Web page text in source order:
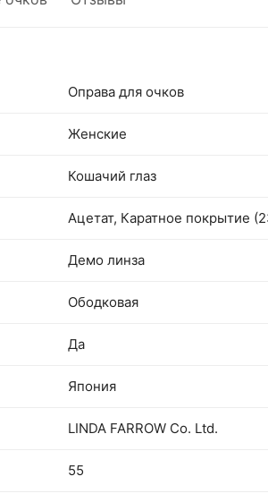
Оправа для очков
Женские
Кошачий глаз
Ацетат, Каратное покрытие
Демо линза
Ободковая
Да
Япония
LINDA FARROW Co. Ltd.
55